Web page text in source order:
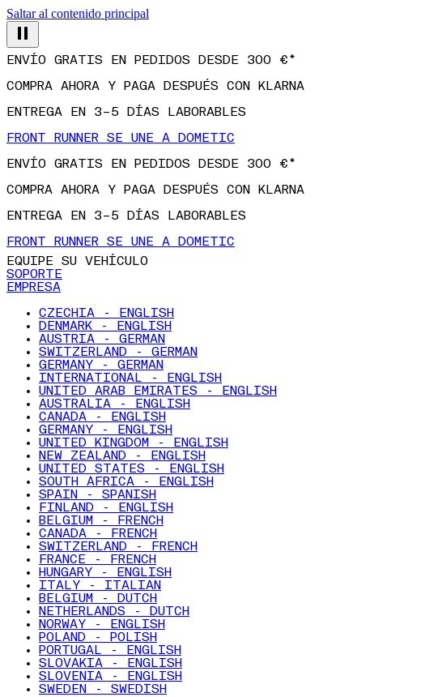
Saltar al contenido principal
ENVÍO GRATIS EN PEDIDOS DESDE 300 €*
COMPRA AHORA Y PAGA DESPUÉS CON KLARNA
ENTREGA EN 3–5 DÍAS LABORABLES
FRONT RUNNER SE UNE A DOMETIC
ENVÍO GRATIS EN PEDIDOS DESDE 300 €*
COMPRA AHORA Y PAGA DESPUÉS CON KLARNA
ENTREGA EN 3–5 DÍAS LABORABLES
FRONT RUNNER SE UNE A DOMETIC
EQUIPE SU VEHÍCULO
SOPORTE
EMPRESA
CZECHIA - ENGLISH
DENMARK - ENGLISH
AUSTRIA - GERMAN
SWITZERLAND - GERMAN
GERMANY - GERMAN
INTERNATIONAL - ENGLISH
UNITED ARAB EMIRATES - ENGLISH
AUSTRALIA - ENGLISH
CANADA - ENGLISH
GERMANY - ENGLISH
UNITED KINGDOM - ENGLISH
NEW ZEALAND - ENGLISH
UNITED STATES - ENGLISH
SOUTH AFRICA - ENGLISH
SPAIN - SPANISH
FINLAND - ENGLISH
BELGIUM - FRENCH
CANADA - FRENCH
SWITZERLAND - FRENCH
FRANCE - FRENCH
HUNGARY - ENGLISH
ITALY - ITALIAN
BELGIUM - DUTCH
NETHERLANDS - DUTCH
NORWAY - ENGLISH
POLAND - POLISH
PORTUGAL - ENGLISH
SLOVAKIA - ENGLISH
SLOVENIA - ENGLISH
SWEDEN - SWEDISH